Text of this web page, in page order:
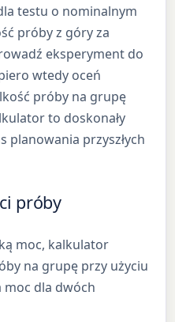
testu o nominalnym
próby z góry za
eksperyment do
wtedy oceń
próby na grupę
to doskonały
planowania przyszłych
próby
moc, kalkulator
na grupę przy użyciu
dla dwóch